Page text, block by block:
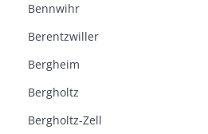
Bennwihr
Berentzwiller
Bergheim
Bergholtz
Bergholtz-Zell